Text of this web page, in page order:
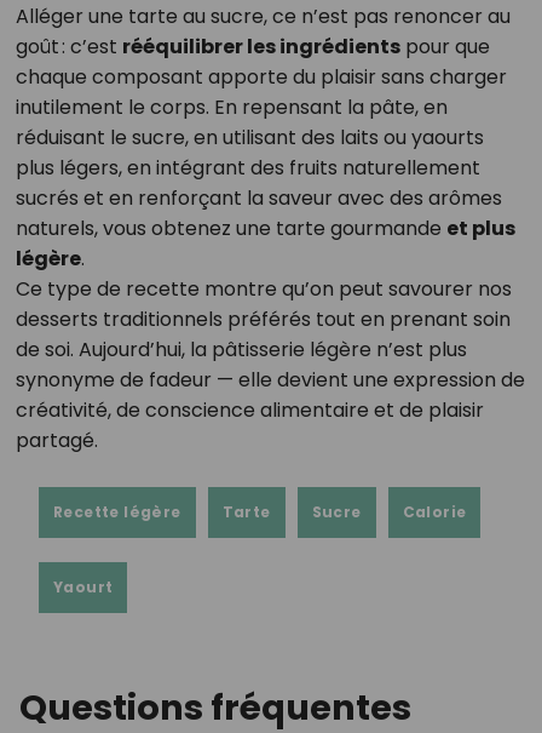
Alléger une tarte au sucre, ce n’est pas renoncer au
goût : c’est rééquilibrer les ingrédientspour que
chaque composant apporte du plaisir sans charger
inutilement le corps. En repensant la pâte, en
réduisant le sucre, en utilisant des laits ou yaourts
plus légers, en intégrant des fruits naturellement
sucrés et en renforçant la saveur avec des arômes
naturels, vous obtenez une tarte gourmande et plus
légère.
Ce type de recette montre qu’on peut savourer nos
desserts traditionnels préférés tout en prenant soin
de soi. Aujourd’hui, la pâtisserie légère n’est plus
synonyme de fadeur — elle devient une expression de
créativité, de conscience alimentaire et de plaisir
partagé.
Recette légère Tarte Sucre Calorie
Yaourt
Questions fréquentes